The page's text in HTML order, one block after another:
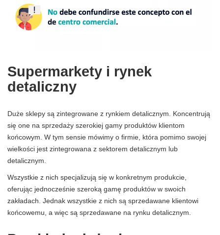
Supermarkety i rynek
detaliczny
Duże sklepy są zintegrowane z rynkiem detalicznym. Koncentrują
się one na sprzedaży szerokiej gamy produktów klientom
końcowym. W tym sensie mówimy o firmie, która pomimo swojej
wielkości jest zintegrowana z sektorem detalicznym lub
detalicznym.
Wszystkie z nich specjalizują się w konkretnym produkcie,
oferując jednocześnie szeroką gamę produktów w swoich
zakładach. Jednak wszystkie z nich są sprzedawane klientowi
końcowemu, a więc są sprzedawane na rynku detalicznym.